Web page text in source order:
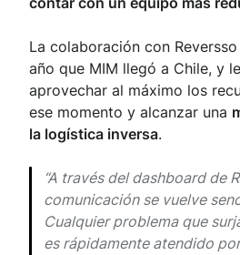
La colaboración con
año que MIM llegó a Chile, y
aprovechar al máximo los
ese momento y alcanzar una
la logística inversa.
“A través deldashboardde
comunicación se vuelve
Cualquier problema que
es rápidamente atendido